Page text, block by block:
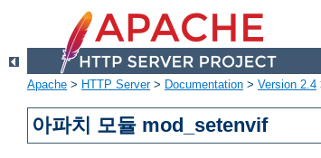
Apache > HTTP Server> Documentation > Version 2.4
아파치 모듈 mod_setenvif